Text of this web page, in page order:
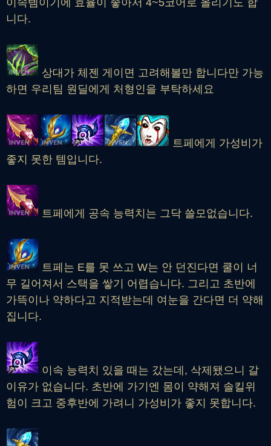
니다.
상대가 체젠 게이면 고려해볼만 합니다만 가능
하면 우리팀 원딜에게 처형인을 부탁하세요
트페에게 가성비가
좋지 못한 템입니다.
트페에게 공속 능력치는 그닥 쓸모없습니다.
트페는 E를 못 쓰고 W는 안 던진다면 쿨이 너
무 길어져서 스택을 쌓기 어렵습니다. 그리고 초반에
가뜩이나 약하다고 지적받는데 여눈을 간다면 더 약해
집니다.
이속 능력치 있을 때는 갔는데, 삭제됐으니 갈
이유가 없습니다. 초반에 가기엔 몸이 약해져 솔킬위
험이 크고 중후반에 가려니 가성비가 좋지 못합니다.